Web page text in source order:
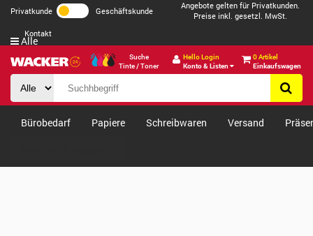
Privatkunde Geschäftskunde
Angebote gelten für Privatkunden.
Preise inkl. gesetzl. MwSt.
Kontakt
Suche
Tinte / Toner
Hello Login
Konto & Listen
0 Artikel
Einkaufswagen
Alle
Bürobedarf Papiere Schreibwaren Versand